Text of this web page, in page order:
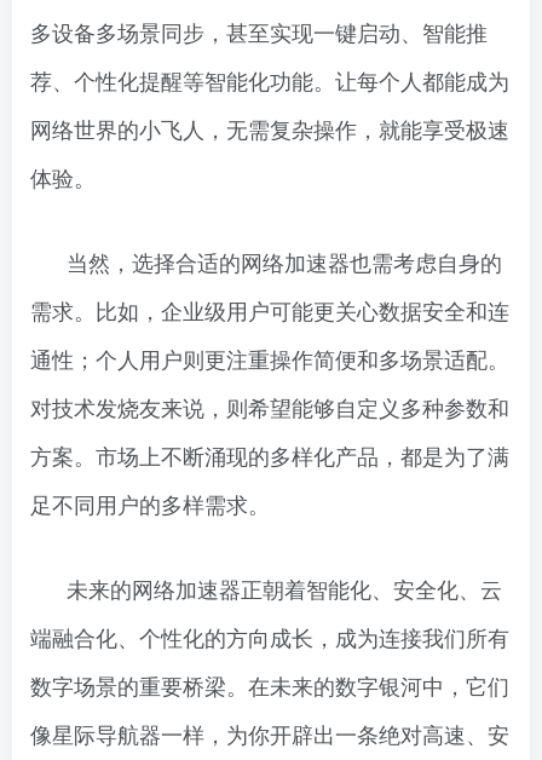
多设备多场景同步，甚至实现一键启动、智能推
荐、个性化提醒等智能化功能。让每个人都能成为
网络世界的小飞人，无需复杂操作，就能享受极速
体验。
当然，选择合适的网络加速器也需考虑自身的
需求。比如，企业级用户可能更关心数据安全和连
通性；个人用户则更注重操作简便和多场景适配。
对技术发烧友来说，则希望能够自定义多种参数和
方案。市场上不断涌现的多样化产品，都是为了满
足不同用户的多样需求。
未来的网络加速器正朝着智能化、安全化、云
端融合化、个性化的方向成长，成为连接我们所有
数字场景的重要桥梁。在未来的数字银河中，它们
像星际导航器一样，为你开辟出一条绝对高速、安